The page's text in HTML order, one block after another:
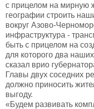
с прицелом на мирную
географии строить
вокруг Азово-
инфраструктура -
быть с прицелом на
для которого два
сказал врио
Главы двух соседних
должно приносить
выгоду.
«Будем развивать